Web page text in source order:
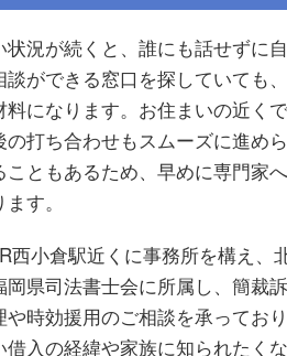
況が続くと、誰にも話せずに
ができる窓口を探していても
になります。お住まいの近く
打ち合わせもスムーズに進め
ともあるため、早めに専門家
す。
西小倉駅近くに事務所を構え、
県司法書士会に所属し、簡裁
時効援用のご相談を承ってお
入の経緯や家族に知られたく